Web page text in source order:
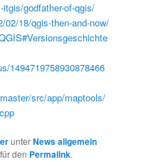
godfather-of-qgis/
18/qgis-then-and-now/
1494719758930878466
src/app/maptools/
unterNews allgemein
den Permalink.